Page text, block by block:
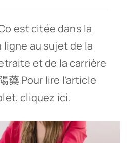
est citée dans la
ligne au sujet de la
et de la carrière
藥 Pour lire l'article
cliquez ici.